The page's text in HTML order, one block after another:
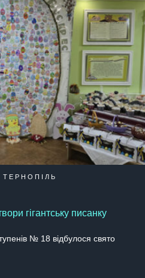
ТЕРНОПІЛЬ
гігантську писанку
№ 18 відбулося свято